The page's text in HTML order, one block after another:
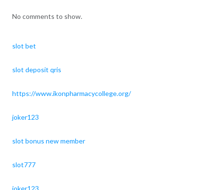
No comments to show.
slot bet
slot deposit qris
https://www.ikonpharmacycollege.org/
joker123
slot bonus new member
slot777